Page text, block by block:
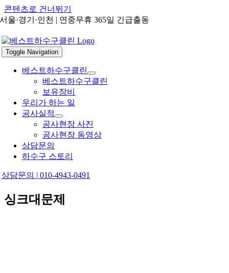
콘텐츠로 건너뛰기
서울·경기·인천 | 연중무휴 365일 긴급출동
Toggle Navigation
베스트하수구클린
베스트하수구클린
보유장비
우리가 하는 일
공사실적
공사현장 사진
공사현장 동영상
상담문의
하수구 스토리
상담문의 | 010-4943-0491
싱크대문제